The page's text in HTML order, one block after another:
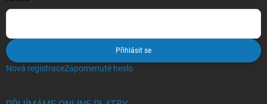
Přihlásit se
Nová registraceZapomenuté heslo